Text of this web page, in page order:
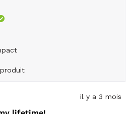
trees! It's clear you've created
special that brings you joy every
you receive from visitors. It's
your 10x13 has held up through
winters, strong winds, high
panel quality is exactly what we
il y a 3 mois